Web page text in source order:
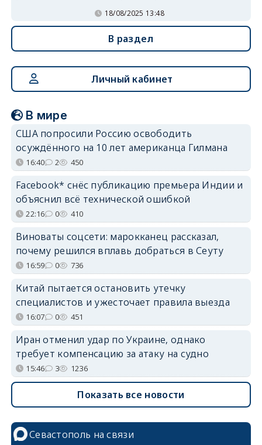
18/08/2025 13:48
В раздел
Личный кабинет
В мире
США попросили Россию освободить
осуждённого на 10 лет американца Гилмана
16:40 2 450
Facebook* снёс публикацию премьера Индии и
объяснил всё технической ошибкой
22:16 0 410
Виноваты соцсети: марокканец рассказал,
почему решился вплавь добраться в Сеуту
16:59 0 736
Китай пытается остановить утечку
специалистов и ужесточает правила выезда
16:07 0 451
Иран отменил удар по Украине, однако
требует компенсацию за атаку на судно
15:46 3 1236
Показать все новости
Севастополь на связи